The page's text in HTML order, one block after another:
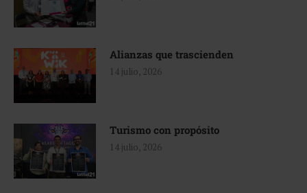
Alianzas que trascienden
14 julio, 2026
Turismo con propósito
14 julio, 2026